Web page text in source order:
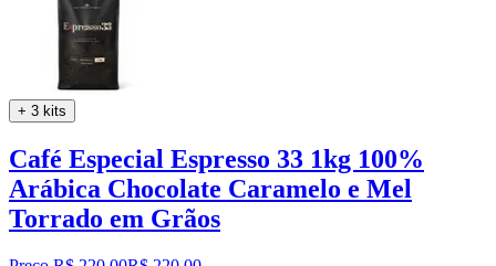
+ 3 kits
Café Especial Espresso 33 1kg 100%
Arábica Chocolate Caramelo e Mel
Torrado em Grãos